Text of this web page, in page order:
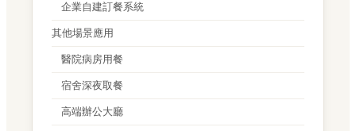
企業自建訂餐系統
其他場景應用
醫院病房用餐
宿舍深夜取餐
高端辦公大廳